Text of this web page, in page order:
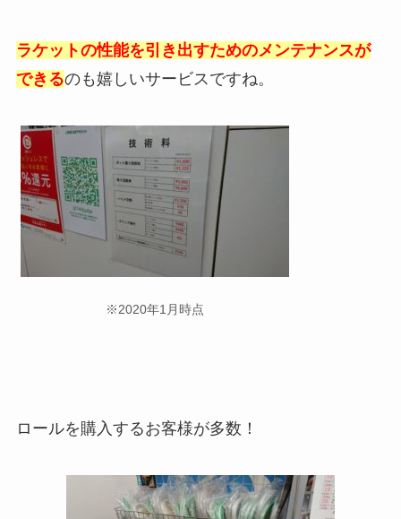
ラケットの性能を引き出すためのメンテナンスが
できるのも嬉しいサービスですね。
※2020年1月時点
ロールを購入するお客様が多数！